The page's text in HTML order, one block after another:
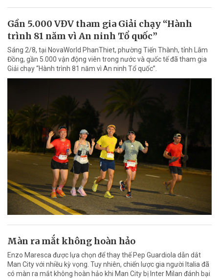
Gần 5.000 VĐV tham gia Giải chạy “Hành
trình 81 năm vì An ninh Tổ quốc”
Sáng 2/8, tại NovaWorld PhanThiet, phường Tiến Thành, tỉnh Lâm
Đồng, gần 5.000 vận động viên trong nước và quốc tế đã tham gia
Giải chạy “Hành trình 81 năm vì An ninh Tổ quốc”.
Màn ra mắt không hoàn hảo
Enzo Maresca được lựa chọn để thay thế Pep Guardiola dẫn dắt
Man City với nhiều kỳ vọng. Tuy nhiên, chiến lược gia người Italia đã
có màn ra mắt không hoàn hảo khi Man City bị Inter Milan đánh bại